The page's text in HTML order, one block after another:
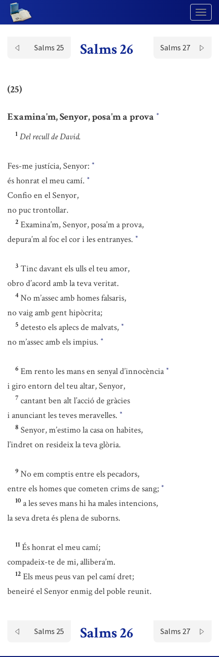
Salms 25 Salms 26 Salms 27
(25)
Examina’m, Senyor, posa’m a prova *
1 Del recull de David.
Fes-me justícia, Senyor: *
és honrat el meu camí. *
Confio en el Senyor,
no puc trontollar.
2 Examina’m, Senyor, posa’m a prova,
depura’m al foc el cor i les entranyes. *
3 Tinc davant els ulls el teu amor,
obro d’acord amb la teva veritat.
4 No m’assec amb homes falsaris,
no vaig amb gent hipòcrita;
5 detesto els aplecs de malvats, *
no m’assec amb els impius. *
6 Em rento les mans en senyal d’innocència *
i giro entorn del teu altar, Senyor,
7 cantant ben alt l’acció de gràcies
i anunciant les teves meravelles. *
8 Senyor, m’estimo la casa on habites,
l’indret on resideix la teva glòria.
9 No em comptis entre els pecadors,
entre els homes que cometen crims de sang; *
10 a les seves mans hi ha males intencions,
la seva dreta és plena de suborns.
11 És honrat el meu camí;
compadeix-te de mi, allibera’m.
12 Els meus peus van pel camí dret;
beneiré el Senyor enmig del poble reunit.
Salms 25 Salms 26 Salms 27